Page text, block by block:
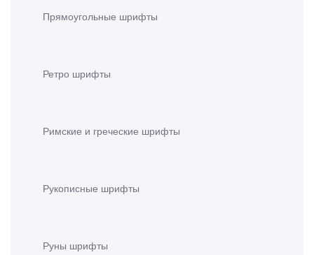
Прямоугольные шрифты
Ретро шрифты
Римские и греческие шрифты
Рукописные шрифты
Руны шрифты